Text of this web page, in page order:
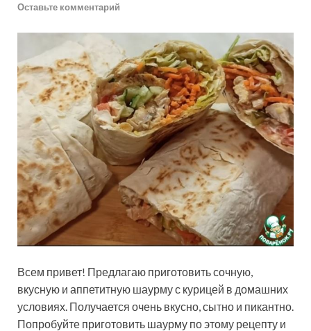
Оставьте комментарий
Всем привет! Предлагаю приготовить сочную,
вкусную и аппетитную шаурму с курицей в домашних
условиях. Получается очень вкусно, сытно и пикантно.
Попробуйте приготовить шаурму по этому рецепту и